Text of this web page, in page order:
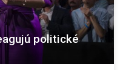
politické